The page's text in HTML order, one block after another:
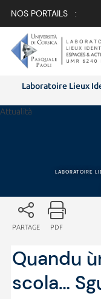
NOS PORTAILS :
Laboratoire Lieux
Attualità
LABORATOIRE
PARTAGE PDF
Quandu
scola…